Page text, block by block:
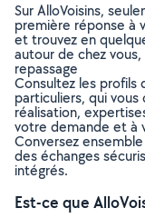
Sur AlloVoisins,
première réponse à
et trouvez en
autour de chez
repassage
Consultez les profils
particuliers, qui
réalisation,
votre demande et à
Conversez
des échanges
intégrés.
Est-ce que